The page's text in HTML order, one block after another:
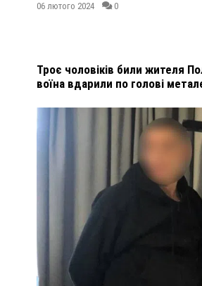
06 лютого 2024 0
Троє чоловіків били жителя
воїна вдарили по голові
ПОЛІЦІЯ ПОЛТАВЩИНИ
ЛЮДМИЛУ ТИМЧЕНКО